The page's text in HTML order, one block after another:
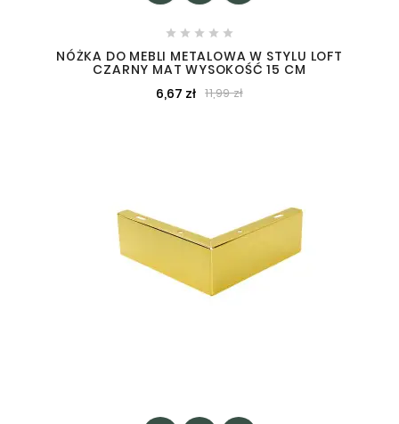
    
NÓŻKA DO MEBLI METALOWA W STYLU LOFT
CZARNY MAT WYSOKOŚĆ 15 CM
6,67 zł 11,99 zł